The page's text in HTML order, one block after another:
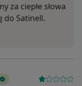
za ciepłe słowa
do Satinell.